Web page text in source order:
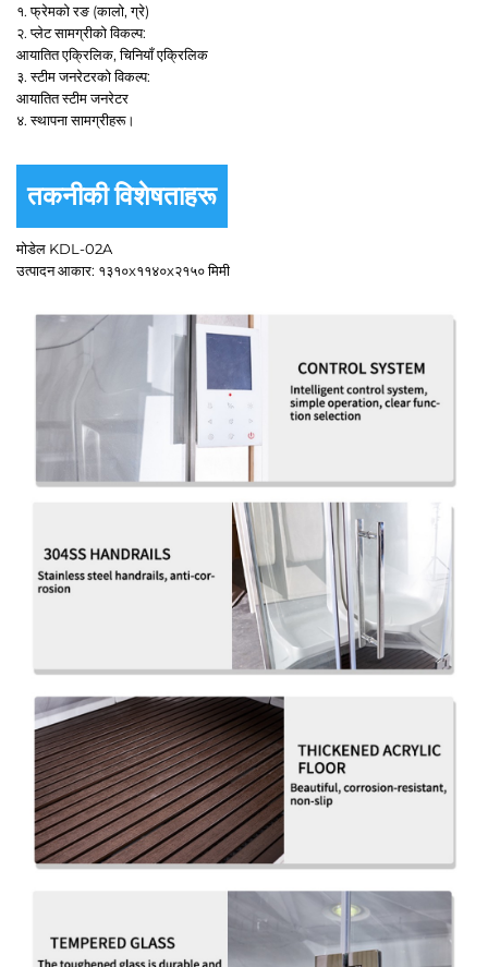
१. फ्रेमको रङ (कालो, ग्रे)
२. प्लेट सामग्रीको विकल्प:
आयातित एक्रिलिक, चिनियाँ एक्रिलिक
३. स्टीम जनरेटरको विकल्प:
आयातित स्टीम जनरेटर
४. स्थापना सामग्रीहरू।
तकनीकी विशेषताहरू
मोडेल KDL-02A
उत्पादन आकार: १३१०x११४०x२१५० मिमी